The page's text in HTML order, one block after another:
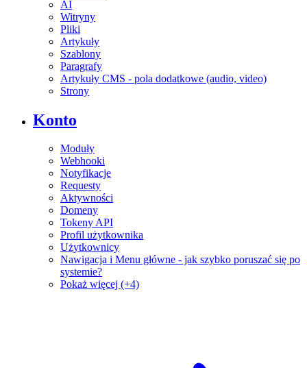
AI
Witryny
Pliki
Artykuły
Szablony
Paragrafy
Artykuły CMS - pola dodatkowe (audio, video)
Strony
Konto
Moduły
Webhooki
Notyfikacje
Requesty
Aktywności
Domeny
Tokeny API
Profil użytkownika
Użytkownicy
Nawigacja i Menu główne - jak szybko poruszać się po
systemie?
Pokaż więcej (+4)